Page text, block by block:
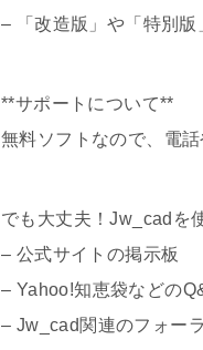
– 「改造版」や「特別版
**サポートについて**
無料ソフトなので、電
でも大丈夫！Jw_cadを
– 公式サイトの掲示板
– Yahoo!知恵袋などの
– Jw_cad関連のフォー